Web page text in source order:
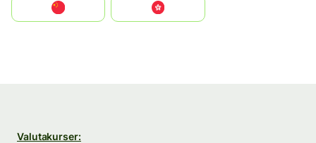
中國香港特別行政區
Valutakurser: